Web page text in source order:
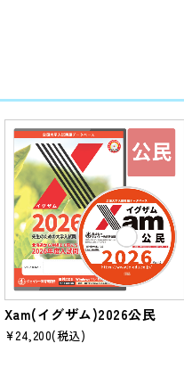
Xam(イグザム)2026公民
¥24,200(税込)